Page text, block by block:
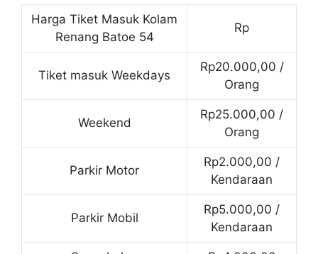
Harga Tiket Masuk Kolam
Renang Batoe 54
Rp
Tiket masuk Weekdays
Rp20.000,00 /
Orang
Weekend
Rp25.000,00 /
Orang
Parkir Motor
Rp2.000,00 /
Kendaraan
Parkir Mobil
Rp5.000,00 /
Kendaraan